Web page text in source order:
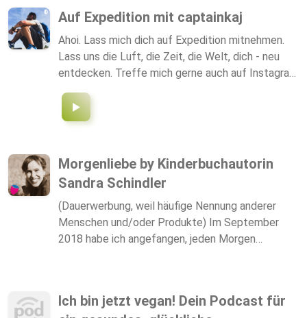
Auf Expedition mit captainkaj
Ahoi. Lass mich dich auf Expedition mitnehmen.
Lass uns die Luft, die Zeit, die Welt, dich - neu
entdecken. Treffe mich gerne auch auf Instagram
unter "captainkaj". Gefällt dir was du hörst, so
folge und empfehle mich gerne. Motivation |
Inspiration | Minimalismus | Nachhaltigkeit | Vegan
Morgenliebe by Kinderbuchautorin
Sandra Schindler
(Dauerwerbung, weil häufige Nennung anderer
Menschen und/oder Produkte) Im September
2018 habe ich angefangen, jeden Morgen
die mich kurz nach dem Aufstehen beschäftigten:
Ich bin jetzt vegan! Dein Podcast für